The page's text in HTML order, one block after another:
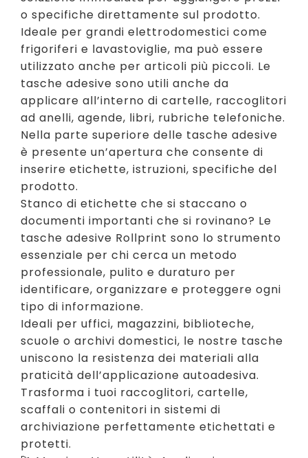
o specifiche direttamente sul prodotto.
Ideale per grandi elettrodomestici come
frigoriferi e lavastoviglie, ma può essere
utilizzato anche per articoli più piccoli. Le
tasche adesive sono utili anche da
applicare all’interno di cartelle, raccoglitori
ad anelli, agende, libri, rubriche telefoniche.
Nella parte superiore delle tasche adesive
è presente un’apertura che consente di
inserire etichette, istruzioni, specifiche del
prodotto.
Stanco di etichette che si staccano o
documenti importanti che si rovinano? Le
tasche adesive Rollprint sono lo strumento
essenziale per chi cerca un metodo
professionale, pulito e duraturo per
identificare, organizzare e proteggere ogni
tipo di informazione.
Ideali per uffici, magazzini, biblioteche,
scuole o archivi domestici, le nostre tasche
uniscono la resistenza dei materiali alla
praticità dell’applicazione autoadesiva.
Trasforma i tuoi raccoglitori, cartelle,
scaffali o contenitori in sistemi di
archiviazione perfettamente etichettati e
protetti.